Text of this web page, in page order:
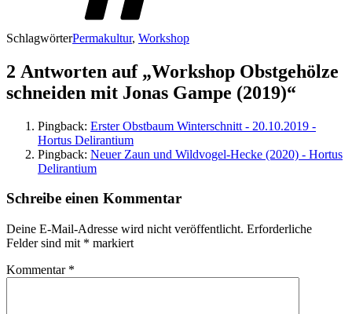
SchlagwörterPermakultur, Workshop
2 Antworten auf „Workshop Obstgehölze
schneiden mit Jonas Gampe (2019)“
Pingback: Erster Obstbaum Winterschnitt - 20.10.2019 -
Hortus Delirantium
Pingback: Neuer Zaun und Wildvogel-Hecke (2020) - Hortus
Delirantium
Schreibe einen Kommentar
Deine E-Mail-Adresse wird nicht veröffentlicht. Erforderliche
Felder sind mit * markiert
Kommentar *